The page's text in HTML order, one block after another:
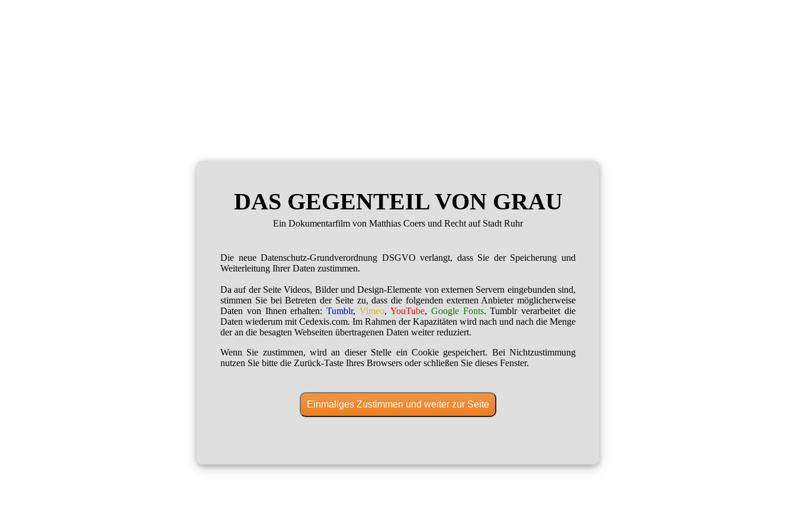
DAS GEGENTEIL VON GRAU
Ein Dokumentarfilm von Matthias Coers und Recht auf Stadt Ruhr
Die neue Datenschutz-Grundverordnung DSGVO verlangt, dass Sie der Speicherung und
Weiterleitung Ihrer Daten zustimmen.
Da auf der Seite Videos, Bilder und Design-Elemente von externen Servern eingebunden sind,
stimmen Sie bei Betreten der Seite zu, dass die folgenden externen Anbieter möglicherweise
Daten von Ihnen erhalten:Tumblr,Vimeo, YouTube, Google Fonts. Tumblr verarbeitet die
Daten wiederum mit Cedexis.com. Im Rahmen der Kapazitäten wird nach und nach die Menge
der an die besagten Webseiten übertragenen Daten weiter reduziert.
Wenn Sie zustimmen, wird an dieser Stelle ein Cookie gespeichert. Bei Nichtzustimmung
nutzen Sie bitte die Zurück-Taste Ihres Browsers oder schließen Sie dieses Fenster.
Einmaliges Zustimmen und weiter zur Seite